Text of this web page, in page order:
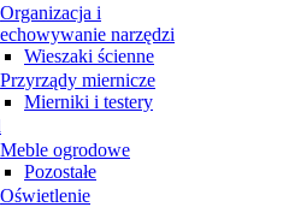
Organizacja i
narzędzi
Wieszaki ścienne
Przyrządy miernicze
Mierniki i testery
Meble ogrodowe
Pozostałe
Oświetlenie